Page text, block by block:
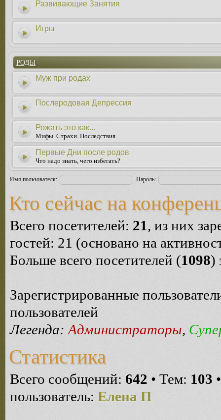
Развивающие Занятия
Игры
РОДЫ
Муж при родах
Послеродовая Депрессия
Рожать это как...
Мифы. Страхи. Последствия.
Первые Дни после родов
Что надо знать, чего избегать?
Имя пользователя: Пароль:
Кто сейчас на
Всего посетителей: 21, из них
гостей: 21 (основано на
Больше всего посетителей (1098)
Зарегистрированные
пользователей
Легенда: Администраторы,
Статистика
Всего сообщений: 642 • Тем: 103
пользователь: Елена П